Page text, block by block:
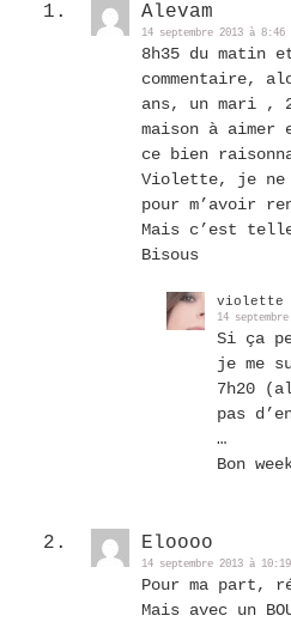
Alevam
14 septembre 2013 à 8:46
8h35 du matin
commentaire,
ans, un mari ,
maison à aimer
ce bien
Violette, je ne
pour m’avoir
Mais c’est
Bisous
violette
14
Si ça
je me
7h20
pas
…
Bon
Eloooo
14 septembre 2013 à 10:19
Pour ma part,
Mais avec un